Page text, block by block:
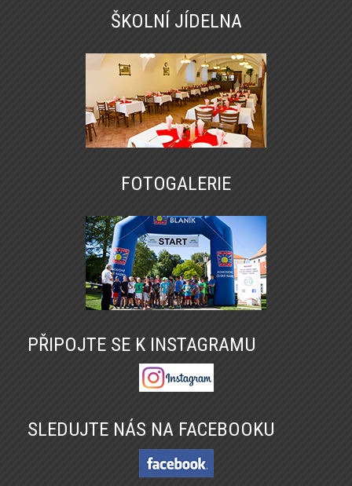
ŠKOLNÍ JÍDELNA
FOTOGALERIE
PŘIPOJTE SE K INSTAGRAMU
SLEDUJTE NÁS NA FACEBOOKU